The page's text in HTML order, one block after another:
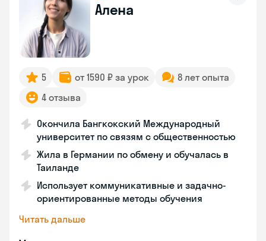
Алена
5 от 1590 ₽ за урок
8 лет опыта
4 отзыва
Окончила Бангкокский Международный
университет по связям с общественностью
Жила в Германии по обмену и обучалась в
Таиланде
Использует коммуникативные и задачно-
ориентированные методы обучения
Читать дальше